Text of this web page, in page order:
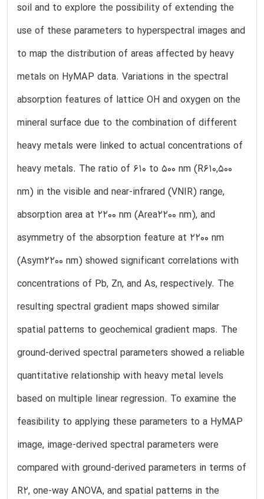
soil and to explore the possibility of extending the
use of these parameters to hyperspectral images and
to map the distribution of areas affected by heavy
metals on HyMAP data. Variations in the spectral
absorption features of lattice OH and oxygen on the
mineral surface due to the combination of different
heavy metals were linked to actual concentrations of
heavy metals. The ratio of 610 to 500 nm (R610,500
nm) in the visible and near-infrared (VNIR) range,
absorption area at 2200 nm (Area2200 nm), and
asymmetry of the absorption feature at 2200 nm
(Asym2200 nm) showed significant correlations with
concentrations of Pb, Zn, and As, respectively. The
resulting spectral gradient maps showed similar
spatial patterns to geochemical gradient maps. The
ground-derived spectral parameters showed a reliable
quantitative relationship with heavy metal levels
based on multiple linear regression. To examine the
feasibility to applying these parameters to a HyMAP
image, image-derived spectral parameters were
compared with ground-derived parameters in terms of
R2, one-way ANOVA, and spatial patterns in the